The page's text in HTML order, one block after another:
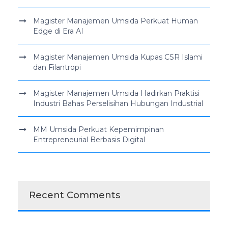
Magister Manajemen Umsida Perkuat Human
Edge di Era AI
Magister Manajemen Umsida Kupas CSR Islami
dan Filantropi
Magister Manajemen Umsida Hadirkan Praktisi
Industri Bahas Perselisihan Hubungan Industrial
MM Umsida Perkuat Kepemimpinan
Entrepreneurial Berbasis Digital
Recent Comments